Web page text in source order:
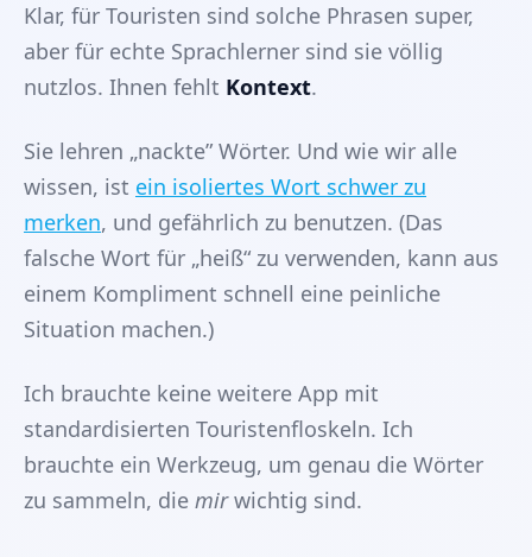
Klar, für Touristen sind solche Phrasen super,
aber für echte Sprachlerner sind sie völlig
nutzlos. Ihnen fehlt Kontext.
Sie lehren „nackte” Wörter. Und wie wir alle
wissen, ist ein isoliertes Wort schwer zu
merken, und gefährlich zu benutzen. (Das
falsche Wort für „heiß“ zu verwenden, kann aus
einem Kompliment schnell eine peinliche
Situation machen.)
Ich brauchte keine weitere App mit
standardisierten Touristenfloskeln. Ich
brauchte ein Werkzeug, um genau die Wörter
zu sammeln, die mirwichtig sind.